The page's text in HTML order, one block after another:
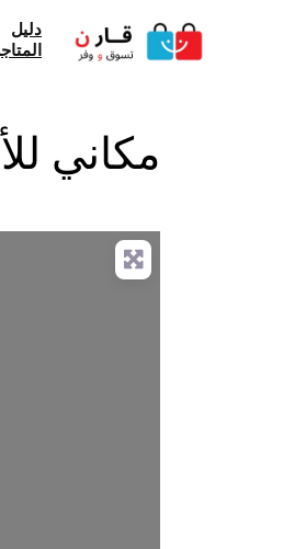
دليل
مكاني